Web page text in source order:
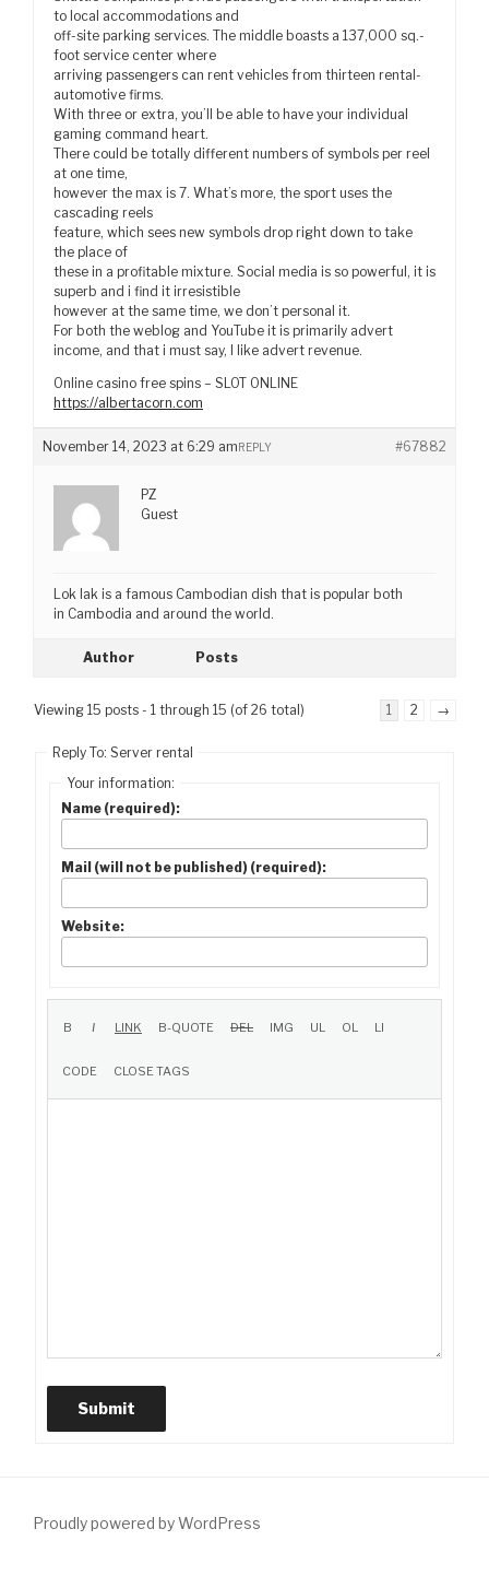
to local accommodations and
off-site parking services. The middle boasts a 137,000 sq.-
foot service center where
arriving passengers can rent vehicles from thirteen rental-
automotive firms.
With three or extra, you’ll be able to have your individual
gaming command heart.
There could be totally different numbers of symbols per reel
at one time,
however the max is 7. What’s more, the sport uses the
cascading reels
feature, which sees new symbols drop right down to take
the place of
these in a profitable mixture. Social media is so powerful, it is
superb and i find it irresistible
however at the same time, we don’t personal it.
For both the weblog and YouTube it is primarily advert
income, and that i must say, I like advert revenue.
Online casino free spins – SLOT ONLINE
https://albertacorn.com
November 14, 2023 at 6:29 am #67882
REPLY
PZ
Guest
Lok lak is a famous Cambodian dish that is popular both
in Cambodia and around the world.
Author Posts
Viewing 15 posts - 1 through 15 (of 26 total) 1 2 →
Reply To: Server rental
Your information:
Name (required):
Mail (will not be published) (required):
Website:
Submit
Proudly powered by WordPress